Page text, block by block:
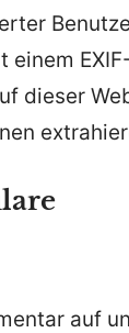
einem
dieser
auf